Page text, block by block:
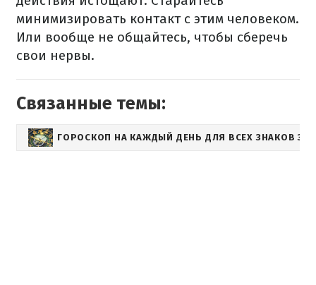
минимизировать контакт с этим человеком.
Или вообще не общайтесь, чтобы сберечь
свои нервы.
Связанные темы:
ГОРОСКОП НА КАЖДЫЙ ДЕНЬ ДЛЯ ВСЕХ ЗНАКОВ